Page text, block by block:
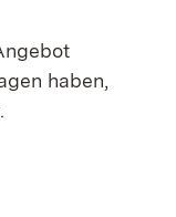
haben,